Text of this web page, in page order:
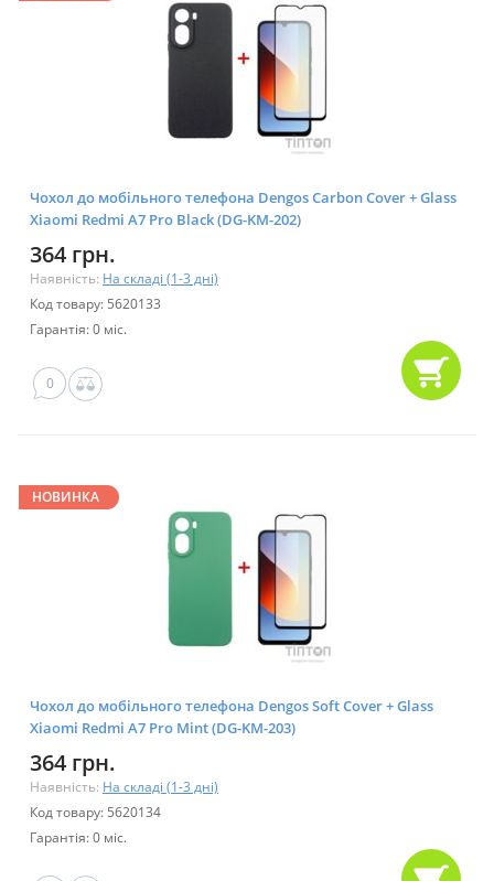
Чохол до мобільного телефона Dengos Carbon Cover + Glass
Xiaomi Redmi A7 Pro Black (DG-KM-202)
364 грн.
Наявність: На складі (1-3 дні)
Код товару: 5620133
Гарантія: 0 міс.
0
НОВИНКА
Чохол до мобільного телефона Dengos Soft Cover + Glass
Xiaomi Redmi A7 Pro Mint (DG-KM-203)
364 грн.
Наявність: На складі (1-3 дні)
Код товару: 5620134
Гарантія: 0 міс.